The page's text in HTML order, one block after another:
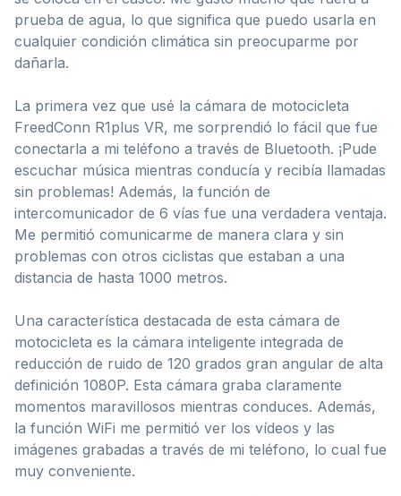
prueba de agua, lo que significa que puedo usarla en
cualquier condición climática sin preocuparme por
dañarla.
La primera vez que usé la cámara de motocicleta
FreedConn R1plus VR, me sorprendió lo fácil que fue
conectarla a mi teléfono a través de Bluetooth. ¡Pude
escuchar música mientras conducía y recibía llamadas
sin problemas! Además, la función de
intercomunicador de 6 vías fue una verdadera ventaja.
Me permitió comunicarme de manera clara y sin
problemas con otros ciclistas que estaban a una
distancia de hasta 1000 metros.
Una característica destacada de esta cámara de
motocicleta es la cámara inteligente integrada de
reducción de ruido de 120 grados gran angular de alta
definición 1080P. Esta cámara graba claramente
momentos maravillosos mientras conduces. Además,
la función WiFi me permitió ver los vídeos y las
imágenes grabadas a través de mi teléfono, lo cual fue
muy conveniente.